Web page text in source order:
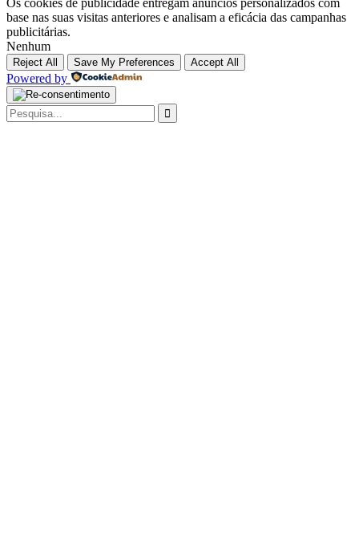
base nas suas visitas anteriores e analisam a eficácia das campanhas
publicitárias.
Nenhum
Reject All Save My Preferences Accept All
Powered by